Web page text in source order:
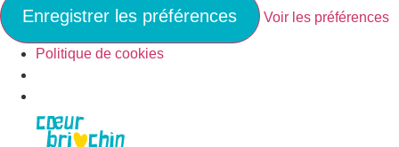
Enregistrer les préférences Voir les préférences
Politique de cookies